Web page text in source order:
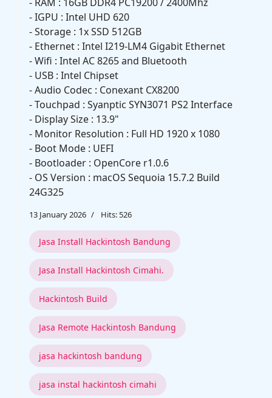
- IGPU : Intel UHD 620
- Storage : 1x SSD 512GB
- Ethernet : Intel I219-LM4 Gigabit Ethernet
- Wifi : Intel AC 8265 and Bluetooth
- USB : Intel Chipset
- Audio Codec : Conexant CX8200
- Touchpad : Syanptic SYN3071 PS2 Interface
- Display Size : 13.9"
- Monitor Resolution : Full HD 1920 x 1080
- Boot Mode : UEFI
- Bootloader : OpenCore r1.0.6
- OS Version : macOS Sequoia 15.7.2 Build
24G325
13 January 2026 Hits: 526
Jasa Install Hackintosh Bandung
Jasa Install Hackintosh Cimahi.
Hackintosh Build
Jasa Remote Hackintosh Bandung
jasa hackintosh bandung
jasa instal hackintosh cimahi